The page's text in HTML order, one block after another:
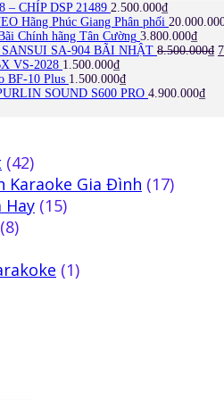
– CHÍP DSP 21489 2.500.000₫
Hãng Phúc Giang Phân phối
Chính hãng Tân Cường 3.800.000₫
SA-904 BÃI NHẬT 8.500.000₫
VS-2028 1.500.000₫
BF-10 Plus 1.500.000₫
SOUND S600 PRO 4.900.000₫
(42)
Karaoke Gia Đình (17)
Hay (15)
(8)
(1)